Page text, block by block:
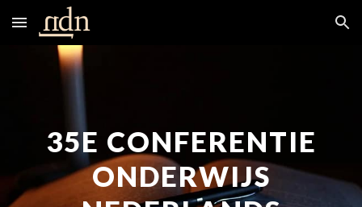
Skip to main content Skip to navigation
35E CONFERENTIE
ONDERWIJS